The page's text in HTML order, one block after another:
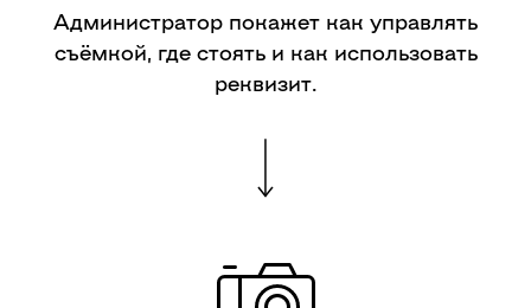
Администратор покажет как управлять
съёмкой, где стоять и как использовать
реквизит.